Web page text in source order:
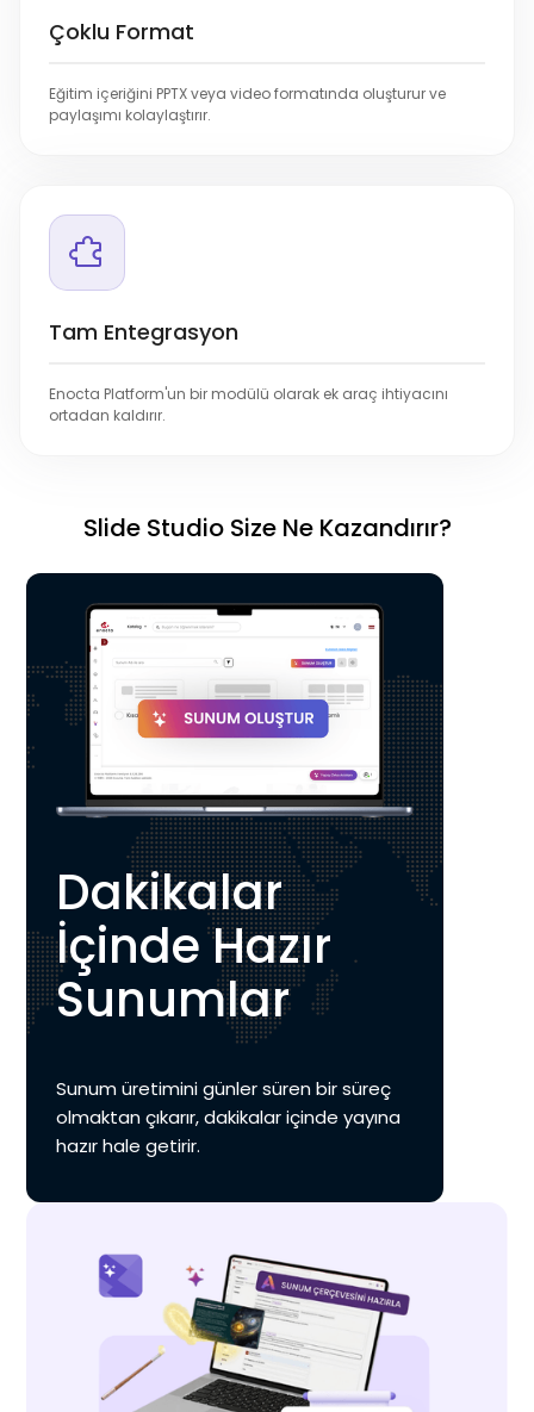
Çoklu Format
Eğitim içeriğini PPTX veya video formatında oluşturur ve
paylaşımı kolaylaştırır.
Tam Entegrasyon
Enocta Platform'un bir modülü olarak ek araç ihtiyacını
ortadan kaldırır.
Slide Studio Size Ne Kazandırır?
Dakikalar
İçinde Hazır
Sunumlar
Sunum üretimini günler süren bir süreç
olmaktan çıkarır, dakikalar içinde yayına
hazır hale getirir.